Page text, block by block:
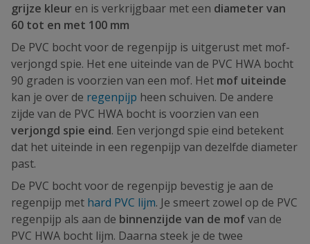
grijze kleur en is verkrijgbaar met een diameter van
60 tot en met 100 mm
De PVC bocht voor de regenpijp is uitgerust met mof-
verjongd spie. Het ene uiteinde van de PVC HWA bocht
90 graden is voorzien van een mof. Het mof uiteinde
kan je over de regenpijp heen schuiven. De andere
zijde van de PVC HWA bocht is voorzien van een
verjongd spie eind. Een verjongd spie eind betekent
dat het uiteinde in een regenpijp van dezelfde diameter
past.
De PVC bocht voor de regenpijp bevestig je aan de
regenpijp met hard PVC lijm. Je smeert zowel op de PVC
regenpijp als aan de binnenzijde van de mofvan de
PVC HWA bocht lijm. Daarna steek je de twee